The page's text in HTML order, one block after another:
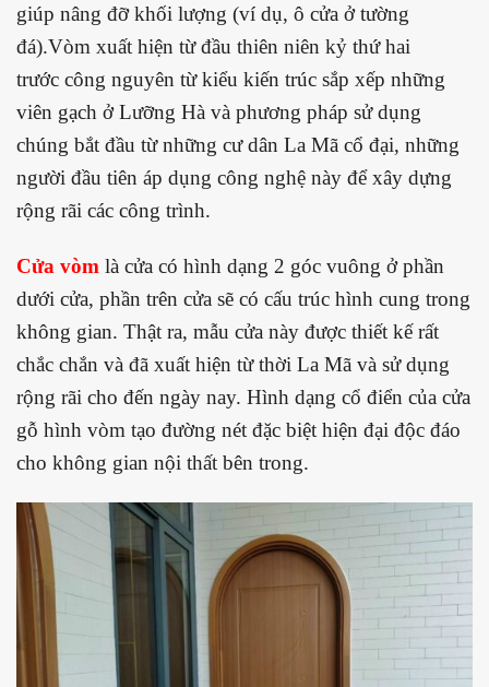
giúp nâng đỡ khối lượng (ví dụ, ô cửa ở tường
đá).Vòm xuất hiện từ đầu thiên niên kỷ thứ hai
trước công nguyên từ kiểu kiến trúc sắp xếp những
viên gạch ở Lưỡng Hà và phương pháp sử dụng
chúng bắt đầu từ những cư dân La Mã cổ đại, những
người đầu tiên áp dụng công nghệ này để xây dựng
rộng rãi các công trình.
Cửa vòm là cửa có hình dạng 2 góc vuông ở phần
dưới cửa, phần trên cửa sẽ có cấu trúc hình cung trong
không gian. Thật ra, mẫu cửa này được thiết kế rất
chắc chắn và đã xuất hiện từ thời La Mã và sử dụng
rộng rãi cho đến ngày nay. Hình dạng cổ điển của cửa
gỗ hình vòm tạo đường nét đặc biệt hiện đại độc đáo
cho không gian nội thất bên trong.